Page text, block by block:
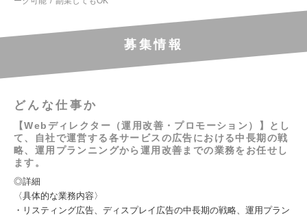
募集情報
どんな仕事か
【Webディレクター（運用改善・プロモーション）】とし
て、自社で運営する各サービスの広告における中長期の戦
略、運用プランニングから運用改善までの業務をお任せし
ます。
◎詳細
〈具体的な業務内容〉
・リスティング広告、ディスプレイ広告の中長期の戦略、運用プラン